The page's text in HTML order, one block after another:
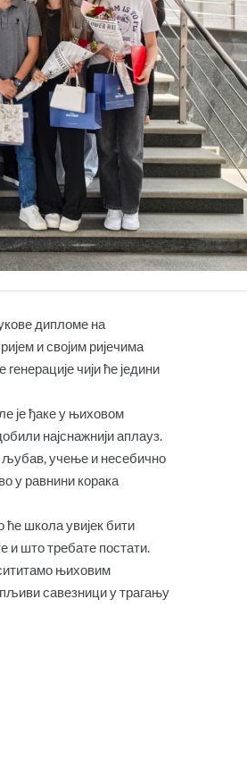
дипломе на
и својим ријечима
чији ће једини
је ђаке у њиховом
најснажнији аплауз.
љубав, учење и несебично
у равнини корака
школа увијек бити
и што требате постати.
њиховим
савезници у трагању